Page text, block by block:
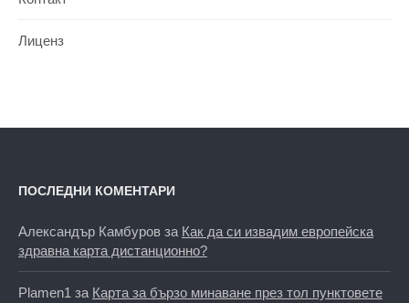
Лиценз
ПОСЛЕДНИ КОМЕНТАРИ
Александър Камбуров за Как да си извадим европейска
здравна карта дистанционно?
Plamen1 за Карта за бързо минаване през тол пунктовете